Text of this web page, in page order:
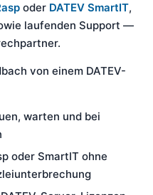
oder DATEV SmartIT,
laufenden Support —
von einem DATEV-
warten und bei
oder SmartIT ohne